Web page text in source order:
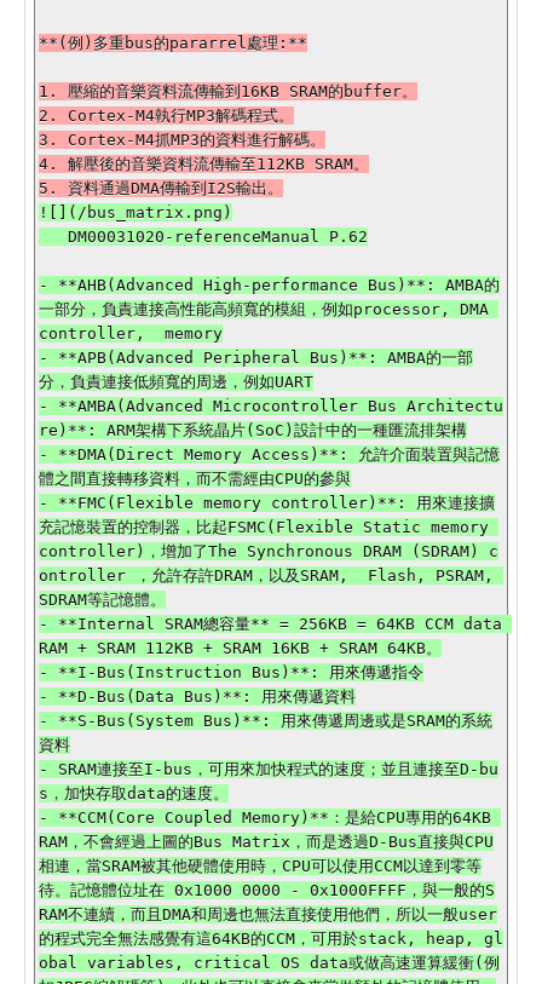
**(例)多重bus的pararrel處理:**
1. 壓縮的音樂資料流傳輸到16KB SRAM的buffer。
2. Cortex-M4執行MP3解碼程式。
3. Cortex-M4抓MP3的資料進行解碼。
4. 解壓後的音樂資料流傳輸至112KB SRAM。
![](/bus_matrix.png)
- **AHB(Advanced High-performance Bus)**: AMBA的
一部分，負責連接高性能高頻寬的模組，例如processor, DMA
controller,  memory
- **APB(Advanced Peripheral Bus)**: AMBA的一部
分，負責連接低頻寬的周邊，例如UART
- **AMBA(Advanced Microcontroller Bus Architectu
re)**: ARM架構下系統晶片(SoC)設計中的一種匯流排架構
- **DMA(Direct Memory Access)**: 允許介面裝置與記憶
體之間直接轉移資料，而不需經由CPU的參與
- **FMC(Flexible memory controller)**: 用來連接擴
充記憶裝置的控制器，比起FSMC(Flexible Static memory
controller)，增加了The Synchronous DRAM (SDRAM) c
ontroller ，允許存許DRAM，以及SRAM,  Flash, PSRAM,
SDRAM等記憶體。
- **Internal SRAM總容量** = 256KB = 64KB CCM data
RAM + SRAM 112KB + SRAM 16KB + SRAM 64KB。
- **I-Bus(Instruction Bus)**: 用來傳遞指令
- **D-Bus(Data Bus)**: 用來傳遞資料
- **S-Bus(System Bus)**: 用來傳遞周邊或是SRAM的系統
資料
- SRAM連接至I-bus，可用來加快程式的速度；並且連接至D-bu
s，加快存取data的速度。
- **CCM(Core Coupled Memory)**：是給CPU專用的64KB
RAM，不會經過上圖的Bus Matrix，而是透過D-Bus直接與CPU
相連，當SRAM被其他硬體使用時，CPU可以使用CCM以達到零等
待。記憶體位址在 0x1000 0000 - 0x1000FFFF，與一般的S
RAM不連續，而且DMA和周邊也無法直接使用他們，所以一般user
的程式完全無法感覺有這64KB的CCM，可用於stack, heap, gl
obal variables, critical OS data或做高速運算緩衝(例